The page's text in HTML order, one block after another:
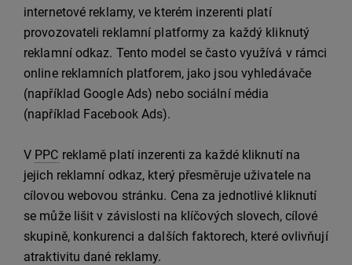
internetové reklamy, ve kterém inzerenti platí
provozovateli reklamní platformy za každý kliknutý
reklamní odkaz. Tento model se často využívá v rámci
online reklamních platforem, jako jsou vyhledávače
(například Google Ads) nebo sociální média
(například Facebook Ads).
V PPC reklamě platí inzerenti za každé kliknutí na
jejich reklamní odkaz, který přesměruje uživatele na
cílovou webovou stránku. Cena za jednotlivé kliknutí
se může lišit v závislosti na klíčových slovech, cílové
skupině, konkurenci a dalších faktorech, které ovlivňují
atraktivitu dané reklamy.